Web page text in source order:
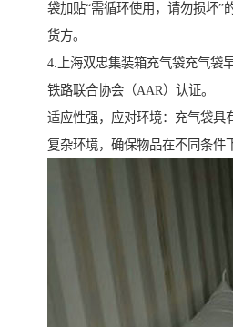
袋加贴“需循环使用，请勿损坏”
货方。
4.上海双忠集装箱充气袋充气袋
铁路联合协会（AAR）认证。
适应性强，应对环境：充气袋具
复杂环境，确保物品在不同条件